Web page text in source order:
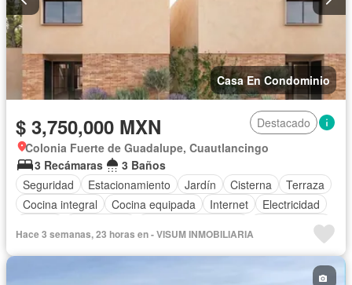
Casa En Condominio
$ 3,750,000 MXN
Destacado
Colonia Fuerte de Guadalupe, Cuautlancingo
3 Recámaras
3 Baños
Seguridad
Estacionamiento Jardín Cisterna
Terraza
Cocina integral
Cocina equipada Internet
Electricidad
Zonas verdes
Wifi
Vista panorámica Parcialmente amueblado
Hace 3 semanas, 23 horas en - VISUM INMOBILIARIA